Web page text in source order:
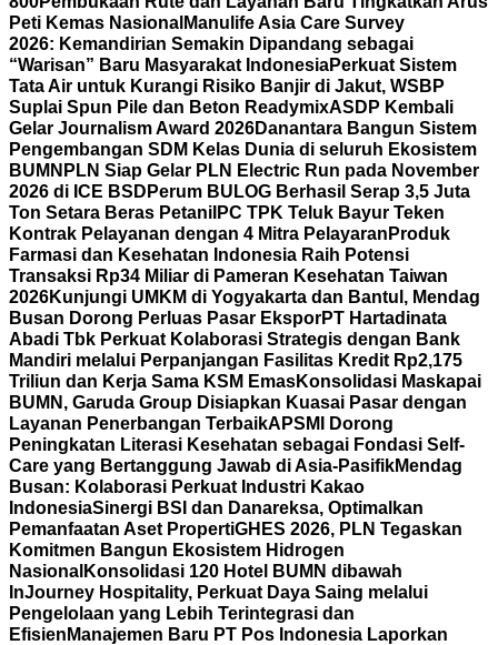
Peti Kemas Nasional Manulife Asia Care Survey
2026: Kemandirian Semakin Dipandang sebagai
“Warisan” Baru Masyarakat IndonesiaPerkuat Sistem
Tata Air untuk Kurangi Risiko Banjir di Jakut, WSBP
Suplai Spun Pile dan Beton ReadymixASDP Kembali
Gelar Journalism Award 2026Danantara Bangun Sistem
Pengembangan SDM Kelas Dunia di seluruh Ekosistem
BUMN PLN Siap Gelar PLN Electric Run pada November
2026 di ICE BSD Perum BULOG Berhasil Serap 3,5 Juta
Ton Setara Beras Petani IPC TPK Teluk Bayur Teken
Kontrak Pelayanan dengan 4 Mitra Pelayaran Produk
Farmasi dan Kesehatan Indonesia Raih Potensi
Transaksi Rp34 Miliar di Pameran Kesehatan Taiwan
2026Kunjungi UMKM di Yogyakarta dan Bantul, Mendag
Busan Dorong Perluas Pasar EksporPT Hartadinata
Abadi Tbk Perkuat Kolaborasi Strategis dengan Bank
Mandiri melalui Perpanjangan Fasilitas Kredit Rp2,175
Triliun dan Kerja Sama KSM EmasKonsolidasi Maskapai
BUMN, Garuda Group Disiapkan Kuasai Pasar dengan
Layanan Penerbangan TerbaikAPSMI Dorong
Peningkatan Literasi Kesehatan sebagai Fondasi Self-
Care yang Bertanggung Jawab di Asia-PasifikMendag
Busan: Kolaborasi Perkuat Industri Kakao
IndonesiaSinergi BSI dan Danareksa, Optimalkan
Pemanfaatan Aset PropertiGHES 2026, PLN Tegaskan
Komitmen Bangun Ekosistem Hidrogen
Nasional Konsolidasi 120 Hotel BUMN dibawah
InJourney Hospitality, Perkuat Daya Saing melalui
Pengelolaan yang Lebih Terintegrasi dan
Efisien Manajemen Baru PT Pos Indonesia Laporkan